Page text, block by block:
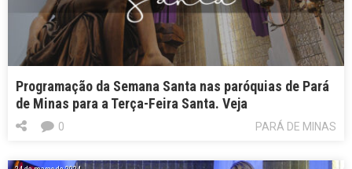
Programação da Semana Santa nas paróquias de Pará
de Minas para a Terça-Feira Santa. Veja
PARÁ DE MINAS
0